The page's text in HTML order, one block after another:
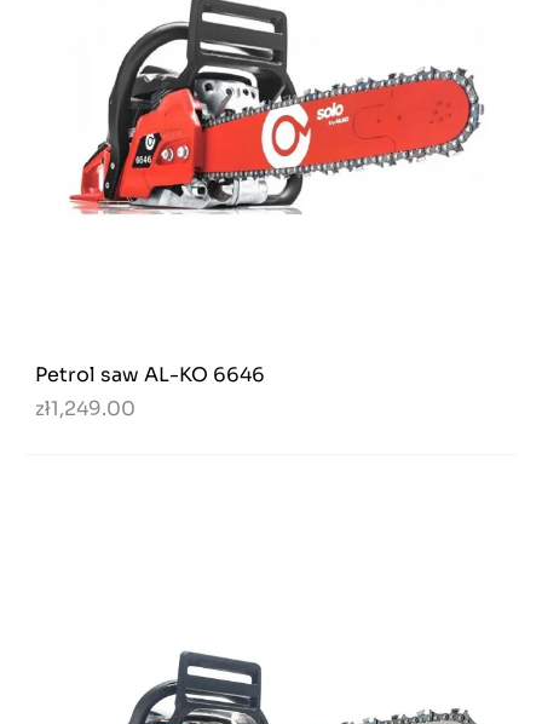
Petrol saw AL-KO 6646
zł1,249.00